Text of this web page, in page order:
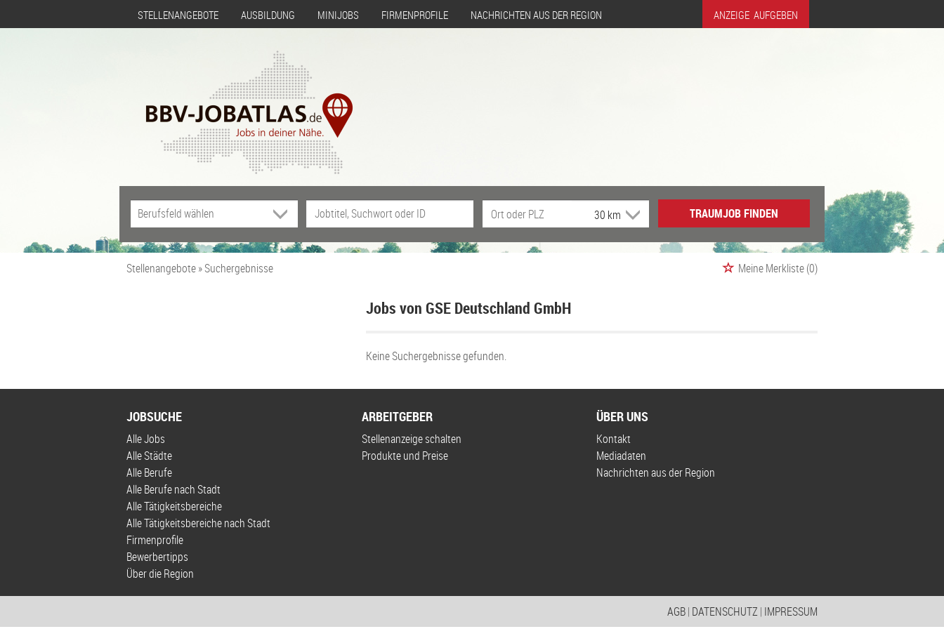
STELLENANGEBOTE AUSBILDUNG MINIJOBS FIRMENPROFILE NACHRICHTEN AUS DER REGION ANZEIGE AUFGEBEN
TRAUMJOB FINDEN
Stellenangebote Suchergebnisse Meine Merkliste(0)
Jobs von GSE Deutschland GmbH
Keine Suchergebnisse gefunden.
JOBSUCHE
Alle Jobs
Alle Städte
Alle Berufe
Alle Berufe nach Stadt
Alle Tätigkeitsbereiche
Alle Tätigkeitsbereiche nach Stadt
Firmenprofile
Bewerbertipps
Über die Region
ARBEITGEBER
Stellenanzeige schalten
Produkte und Preise
ÜBER UNS
Kontakt
Mediadaten
Nachrichten aus der Region
AGB| DATENSCHUTZ| IMPRESSUM